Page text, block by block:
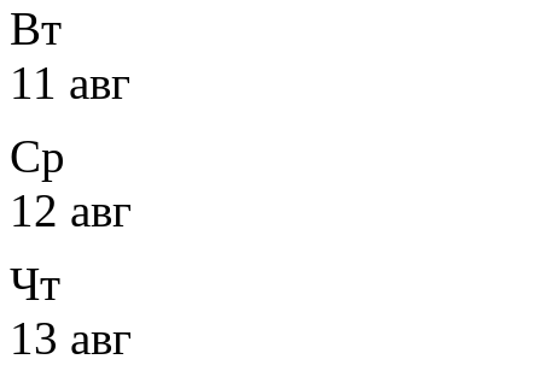
Вт
11 авг
Ср
12 авг
Чт
13 авг